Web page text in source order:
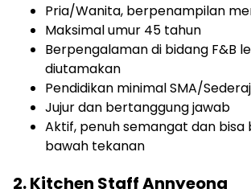
Pria/Wanita, berpenampilan
Maksimal umur 45 tahun
Berpengalaman di bidang F&B
diutamakan
Pendidikan minimal SMA/
Jujur dan bertanggung jawab
Aktif, penuh semangat dan bisa
bawah tekanan
2. Kitchen Staff Annyeong